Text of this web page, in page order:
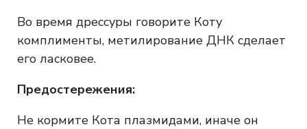
Во время дрессуры говорите Коту
комплименты, метилирование ДНК сделает
его ласковее.
Предостережения:
Не кормите Кота плазмидами, иначе он